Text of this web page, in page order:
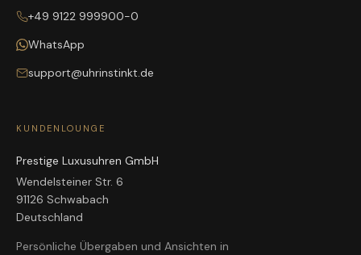
+49 9122 999900-0
WhatsApp
support@uhrinstinkt.de
KUNDENLOUNGE
Prestige Luxusuhren GmbH
Wendelsteiner Str. 6
91126 Schwabach
Deutschland
Persönliche Übergaben und Ansichten in